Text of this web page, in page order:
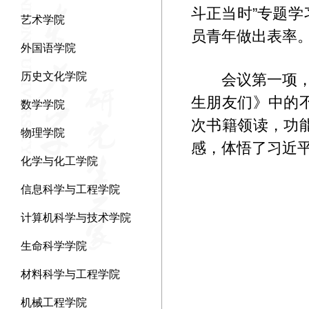
艺术学院
外国语学院
历史文化学院
数学学院
物理学院
化学与化工学院
信息科学与工程学院
计算机科学与技术学院
生命科学学院
材料科学与工程学院
机械工程学院
斗正当时”专题
员青年做出表率
会议第一项
生朋友们》中的
次书籍领读，功
感，体悟了习近